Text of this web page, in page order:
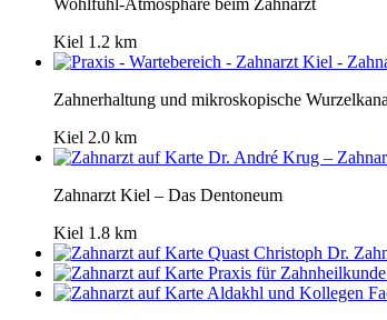
Kiel 1.2 km
Zahnerhaltung und mikroskopische
Kiel 2.0 km
Dr. André Krug –
Zahnarzt Kiel – Das Dentoneum
Kiel 1.8 km
Quast Christoph Dr.
Praxis für
Aldakhl und Kollegen